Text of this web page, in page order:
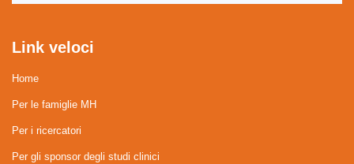
Link veloci
Home
Per le famiglie MH
Per i ricercatori
Per gli sponsor degli studi clinici